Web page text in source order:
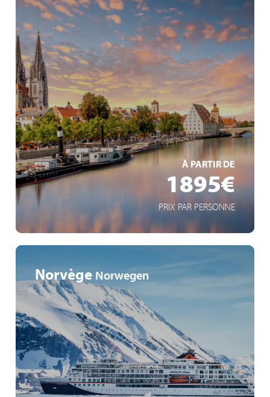
À PARTIR DE
1895€
PRIX PAR PERSONNE
5* Flusskreuzfahrt
Gourmet-Vollpension
kurze Anreise
EN SAVOIR +
Norvège Norwegen
Auf der Suche nach Polarlichtern